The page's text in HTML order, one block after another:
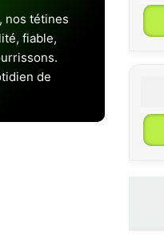
nos tétines
fiable,
de